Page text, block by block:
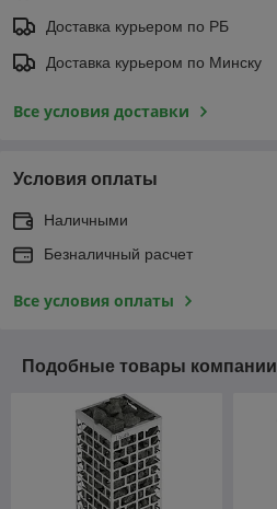
Доставка курьером по РБ
Доставка курьером по Минску
Все условия доставки
Условия оплаты
Наличными
Безналичный расчет
Все условия оплаты
Подобные товары компании